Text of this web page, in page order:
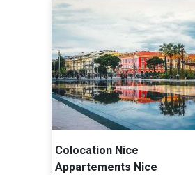
Colocation Nice
Appartements Nice